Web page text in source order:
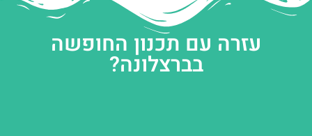
עזרה עם תכנון החופשה
בברצלונה?